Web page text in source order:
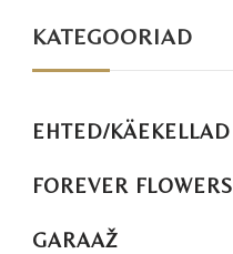
KATEGOORIAD
EHTED/KÄEKELLAD
FOREVER FLOWERS
GARAAŽ